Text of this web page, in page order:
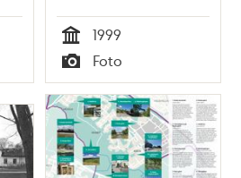
Tid
1999
Typ
Foto